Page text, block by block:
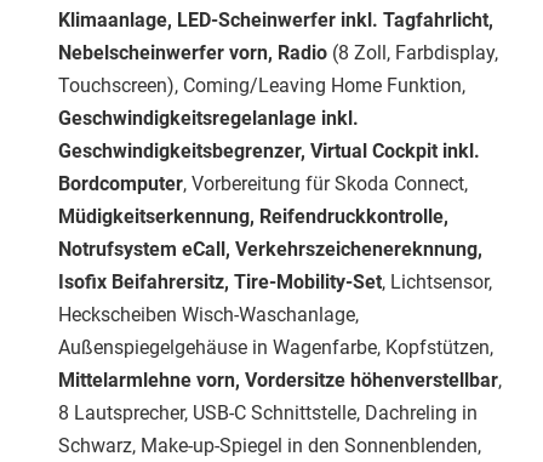
Klimaanlage, LED-Scheinwerfer inkl. Tagfahrlicht,
Nebelscheinwerfer vorn, Radio (8 Zoll, Farbdisplay,
Touchscreen), Coming/Leaving Home Funktion,
Geschwindigkeitsregelanlage inkl.
Geschwindigkeitsbegrenzer, Virtual Cockpit inkl.
Bordcomputer, Vorbereitung für Skoda Connect,
Müdigkeitserkennung, Reifendruckkontrolle,
Notrufsystem eCall, Verkehrszeichenereknnung,
Isofix Beifahrersitz, Tire-Mobility-Set, Lichtsensor,
Heckscheiben Wisch-Waschanlage,
Außenspiegelgehäuse in Wagenfarbe, Kopfstützen,
Mittelarmlehne vorn, Vordersitze höhenverstellbar,
8 Lautsprecher, USB-C Schnittstelle, Dachreling in
Schwarz, Make-up-Spiegel in den Sonnenblenden,